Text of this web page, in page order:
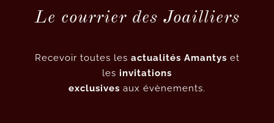
Le courrier des Joailliers
Recevoir toutes les actualités Amantys et
les invitations
exclusives aux évènements.